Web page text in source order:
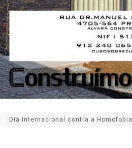
Dia Internacional contra a Homofobia